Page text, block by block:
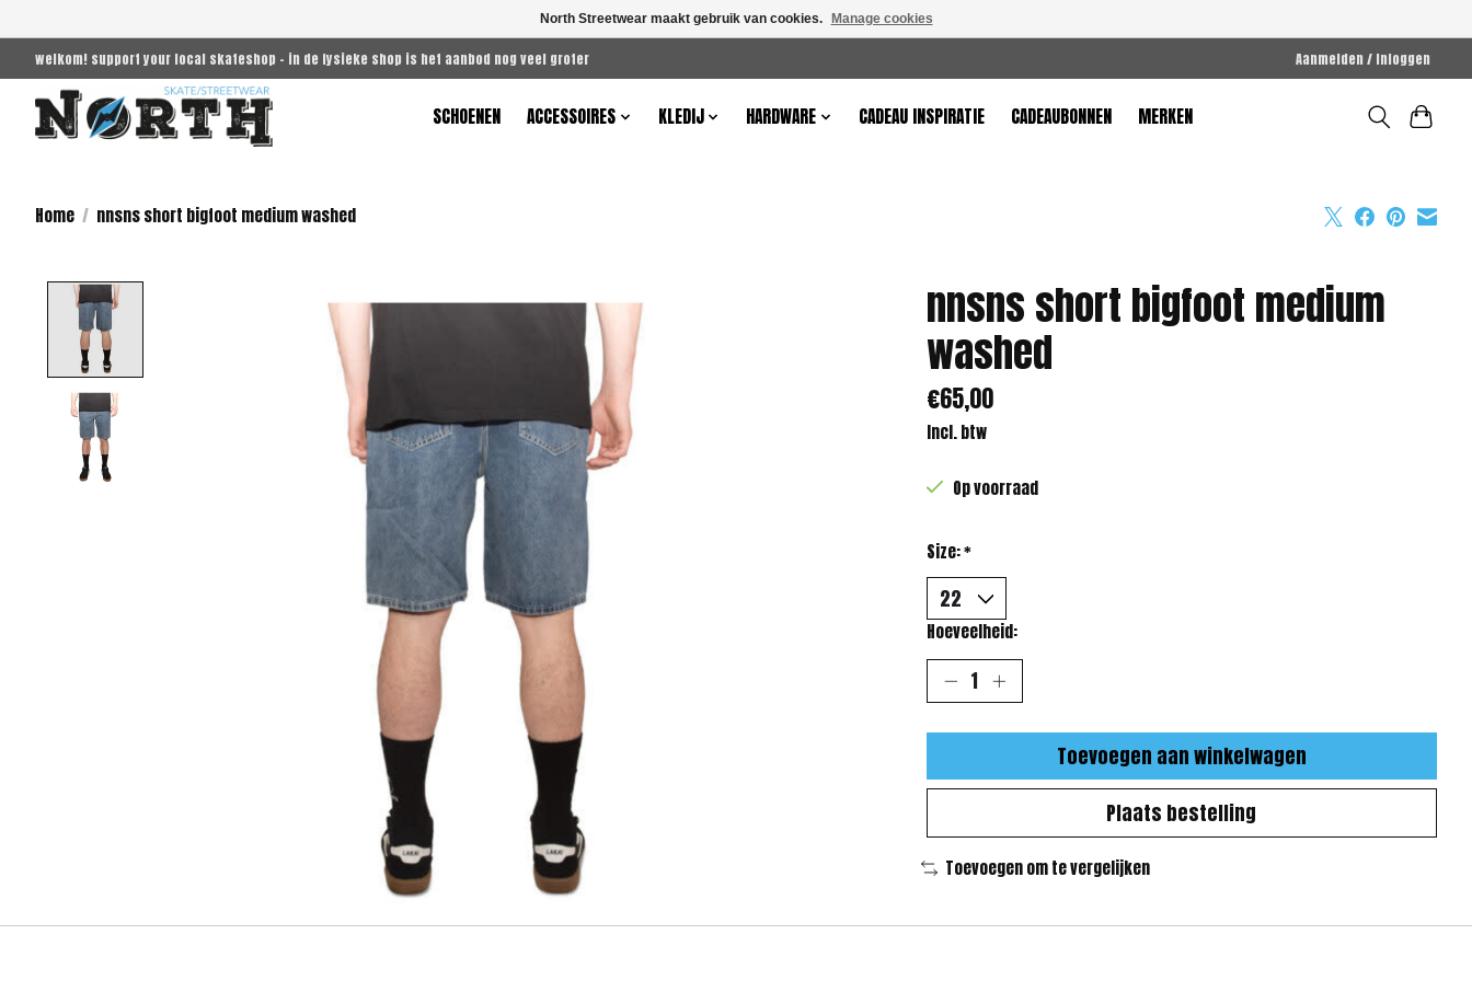
welkom! support your local skateshop - in de fysieke shop is het aanbod nog veel groter Aanmelden / Inloggen
SCHOENEN ACCESSOIRES KLEDIJ HARDWARE CADEAU INSPIRATIE CADEAUBONNEN MERKEN
Home / nnsns short bigfoot medium washed
Product image slideshow Items nnsns short bigfoot medium
washed
€65,00
Incl. btw
Op voorraad
Size:*
Hoeveelheid:
Toevoegen aan winkelwagen
Plaats bestelling
Toevoegen om te vergelijken
North Streetwear maakt gebruik van cookies. Manage cookies